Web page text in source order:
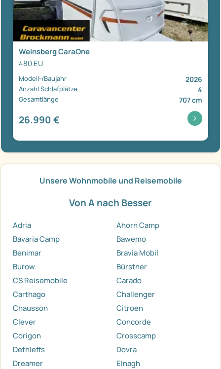
Weinsberg CaraOne
480 EU
Modell-/Baujahr 2026
Anzahl Schlafplätze 4
Gesamtlänge 707 cm
26.990 €
Unsere Wohnmobile und Reisemobile
Von A nach Besser
Adria
Ahorn Camp
Bavaria Camp
Bawemo
Benimar
Bravia Mobil
Burow
Bürstner
CS Reisemobile
Carado
Carthago
Challenger
Chausson
Citroen
Clever
Concorde
Corigon
Crosscamp
Dethleffs
Dovra
Dreamer
Elnagh